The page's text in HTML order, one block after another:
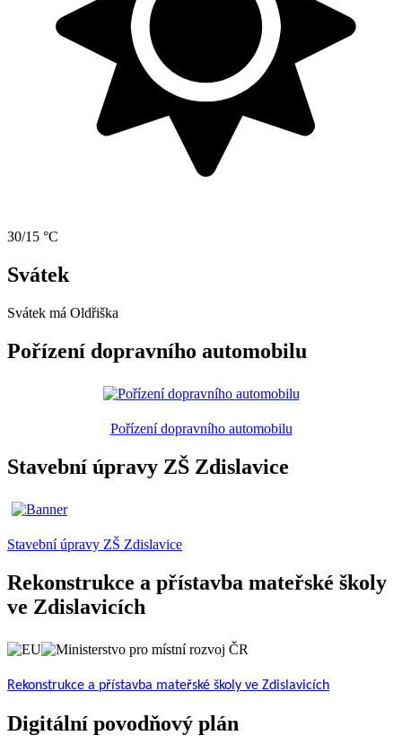
30/15 °C
Svátek
Svátek má Oldřiška
Pořízení dopravního automobilu
Pořízení dopravního automobilu
Stavební úpravy ZŠ Zdislavice
Stavební úpravy ZŠ Zdislavice
Rekonstrukce a přístavba mateřské školy
ve Zdislavicích
Rekonstrukce a přístavba mateřské školy ve Zdislavicích
Digitální povodňový plán